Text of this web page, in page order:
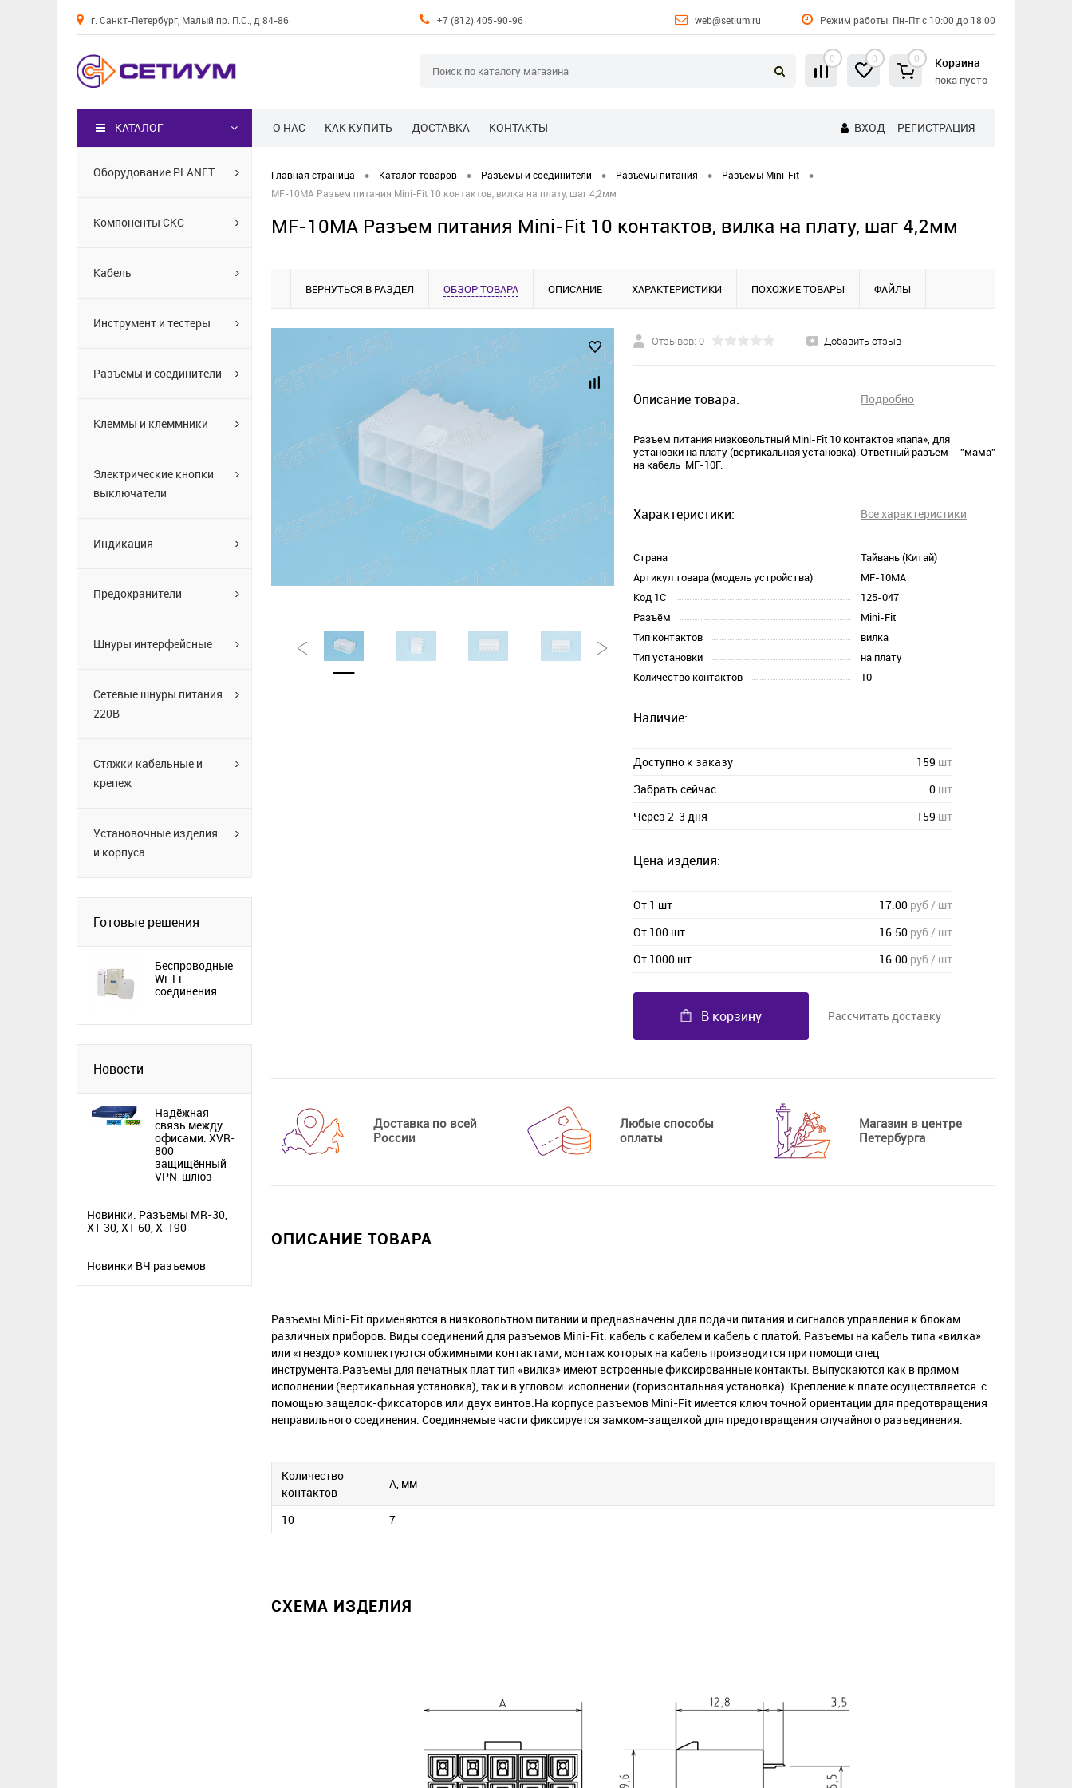
г. Санкт-Петербург, Малый пр. П.С., д 84-86 +7 (812) 405-90-96 web@setium.ru Режим работы: Пн-Пт с 10:00 до 18:00
0 0 0 Корзина
пока пусто
О НАС КАК КУПИТЬ ДОСТАВКА КОНТАКТЫ ВХОД РЕГИСТРАЦИЯ
КАТАЛОГ
Оборудование PLANET
Компоненты СКС
Кабель
Инструмент и тестеры
Разъемы и соединители
Клеммы и клеммники
Электрические кнопки
выключатели
Индикация
Предохранители
Шнуры интерфейсные
Сетевые шнуры питания
220В
Стяжки кабельные и
крепеж
Установочные изделия
и корпуса
Готовые решения
Беспроводные
Wi-Fi
соединения
Новости
Надёжная
связь между
офисами: XVR-
800
защищённый
VPN-шлюз
Новинки. Разъемы MR-30,
XT-30, XT-60, X-T90
Новинки ВЧ разъемов
Главная страница • Каталог товаров • Разъемы и соединители • Разъёмы питания • Разъемы Mini-Fit •
MF-10MA Разъем питания Mini-Fit 10 контактов, вилка на плату, шаг 4,2мм
MF-10MA Разъем питания Mini-Fit 10 контактов, вилка на плату, шаг 4,2мм
ВЕРНУТЬСЯ В РАЗДЕЛ ОБЗОР ТОВАРА ОПИСАНИЕ ХАРАКТЕРИСТИКИ ПОХОЖИЕ ТОВАРЫ ФАЙЛЫ
Отзывов: 0 Добавить отзыв
Описание товара: Подробно
Разъем питания низковольтный Mini-Fit 10 контактов «папа», для
установки на плату (вертикальная установка). Ответный разъем - "мама"
на кабель MF-10F.
Характеристики: Все характеристики
Страна
Тайвань (Китай)
Артикул товара (модель устройства)
MF-10MA
Код 1С
125-047
Разъём
Mini-Fit
Тип контактов
вилка
Тип установки
на плату
Количество контактов
10
Наличие:
Доступно к заказу 159 шт
Забрать сейчас
0 шт
Через 2-3 дня
159 шт
Цена изделия:
От 1 шт 17.00 руб / шт
От 100 шт
16.50 руб / шт
От 1000 шт
16.00 руб / шт
В корзину Рассчитать доставку
Доставка по всей
России
Любые способы
оплаты
Магазин в центре
Петербурга
ОПИСАНИЕ ТОВАРА
Разъемы Mini-Fit применяются в низковольтном питании и предназначены для подачи питания и сигналов управления к блокам
различных приборов. Виды соединений для разъемов Mini-Fit: кабель с кабелем и кабель с платой. Разъемы на кабель типа «вилка»
или «гнездо» комплектуются обжимными контактами, монтаж которых на кабель производится при помощи спец
инструмента.Разъемы для печатных плат тип «вилка» имеют встроенные фиксированные контакты. Выпускаются как в прямом
исполнении (вертикальная установка), так и в угловом исполнении (горизонтальная установка). Крепление к плате осуществляется с
помощью защелок-фиксаторов или двух винтов.На корпусе разъемов Mini-Fit имеется ключ точной ориентации для предотвращения
неправильного соединения. Соединяемые части фиксируется замком-защелкой для предотвращения случайного разъединения.
Количество
контактов
А, мм
10 7
СХЕМА ИЗДЕЛИЯ